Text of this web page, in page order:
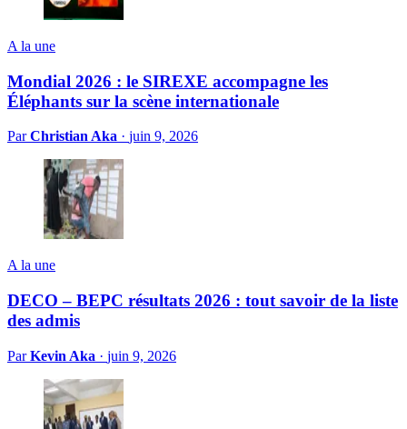
A la une
Mondial 2026 : le SIREXE accompagne les
Éléphants sur la scène internationale
ParChristian Aka · juin 9, 2026
A la une
DECO – BEPC résultats 2026 : tout savoir de la liste
des admis
ParKevin Aka · juin 9, 2026